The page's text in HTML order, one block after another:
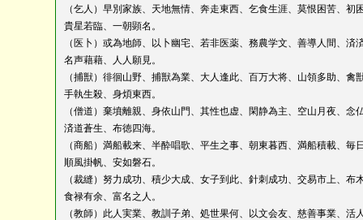
（乞人）早別家族、天地無情、奔走東西、乞食生涯、莫恨困苦、初
貴星若臨、一朝顕名。
（医卜）或為地師、以卜幽宅、若非医薬、務農学文、善導人間、済
名声藉藉、人人願見。
（捕獣）徘徊山野、捕獣為業、大人逢此、百万大将、山領多助、禽
手執生殺、身煩東西。
（僧道）棄墳離親、身依山門、其性也虚、閑静為主、空山月夜、念
済道蒼生、布徳四海。
（商船）満船載来、半酔唱歌、平生之事、朝東暮西、満船積載、毎
順風掛帆、安如磐石。
（裁縫）努力成功、積少大成、女子到此、針刺成功、交易市上、布
食禄有余、富名之人。
（教師）此人実業、教訓子弟、処世果何、以文会友、慈善事業、活